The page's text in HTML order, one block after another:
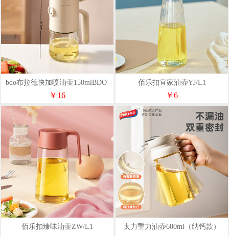
bdo布拉德快加喷油壶150mlBDO-
9920
￥16
佰乐扣宜家油壶YJ/L1
￥6
佰乐扣臻味油壶ZW/L1
太力重力油壶600ml（纳钙款）